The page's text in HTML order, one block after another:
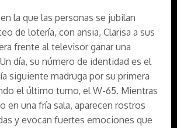
la que las personas se jubilan
de lotería, con ansia, Clarisa a sus
frente al televisor ganar una
día, su número de identidad es el
siguiente madruga por su primera
el último turno, el W-65. Mientras
en una fría sala, aparecen rostros
y evocan fuertes emociones que